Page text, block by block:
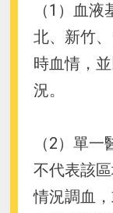
（1）血
北、新竹
時血情，
況。
（2）單
不代表該
情況調血